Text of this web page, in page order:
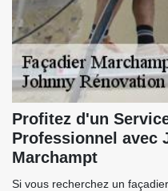
Profitez d'un
Professionnel avec
Marchampt
Si vous recherchez un